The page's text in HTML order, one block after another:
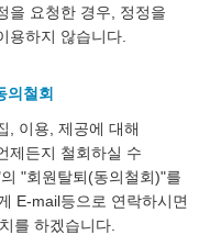
을 요청한 경우, 정정을
용하지 않습니다.
의철회
, 이용, 제공에 대해
제든지 철회하실 수
"회원탈퇴(동의철회)"를
E-mail등으로 연락하시면
를 하겠습니다.